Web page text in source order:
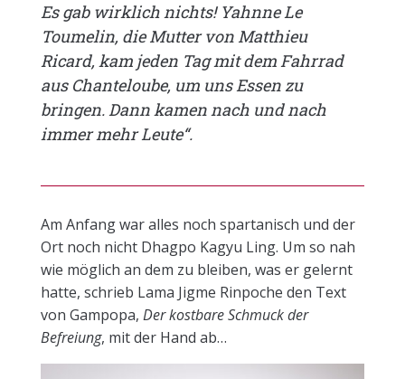
Es gab wirklich nichts! Yahnne Le
Toumelin, die Mutter von Matthieu
Ricard, kam jeden Tag mit dem Fahrrad
aus Chanteloube, um uns Essen zu
bringen. Dann kamen nach und nach
immer mehr Leute“.
Am Anfang war alles noch spartanisch und der
Ort noch nicht Dhagpo Kagyu Ling. Um so nah
wie möglich an dem zu bleiben, was er gelernt
hatte, schrieb Lama Jigme Rinpoche den Text
von Gampopa, Der kostbare Schmuck der
Befreiung, mit der Hand ab…